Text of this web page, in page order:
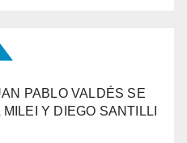
PABLO VALDÉS SE
Y DIEGO SANTILLI